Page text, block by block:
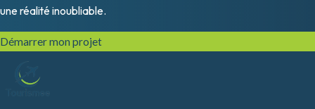
une réalité inoubliable.
Démarrer mon projet